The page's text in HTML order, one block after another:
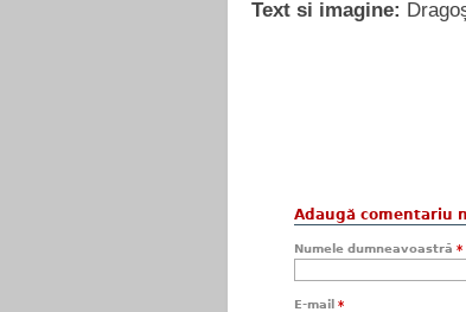
Text si imagine:
Adaugă comentariu
Numele dumneavoastră *
E-mail *